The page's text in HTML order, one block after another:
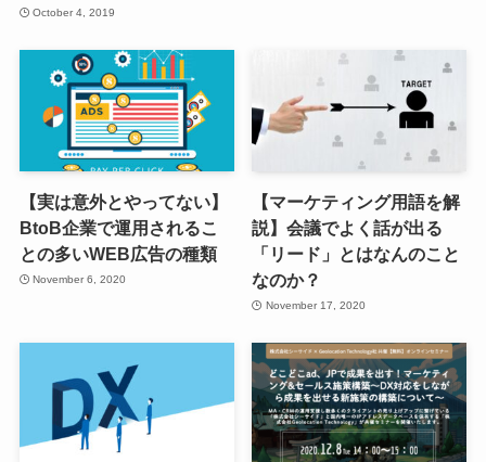
October 4, 2019
【実は意外とやってない】
BtoB企業で運用されるこ
との多いWEB広告の種類
November 6, 2020
【マーケティング用語を解
説】会議でよく話が出る
「リード」とはなんのこと
なのか？
November 17, 2020